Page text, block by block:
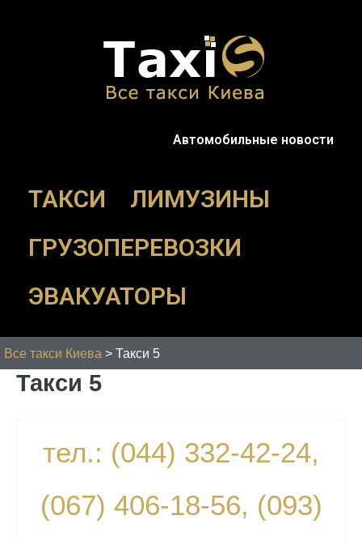
Автомобильные новости
ТАКСИ
ЛИМУЗИНЫ
ГРУЗОПЕРЕВОЗКИ
ЭВАКУАТОРЫ
Все такси Киева > Такси 5
Такси 5
тел.: (044) 332-42-24,
(067) 406-18-56, (093)